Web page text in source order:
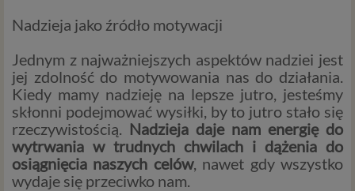
Nadzieja jako źródło motywacji
Jednym z najważniejszych aspektów nadziei jest
jej zdolność do motywowania nas do działania.
Kiedy mamy nadzieję na lepsze jutro, jesteśmy
skłonni podejmować wysiłki, by to jutro stało się
rzeczywistością. Nadzieja daje nam energię do
wytrwania w trudnych chwilach i dążenia do
osiągnięcia naszych celów, nawet gdy wszystko
wydaje się przeciwko nam.